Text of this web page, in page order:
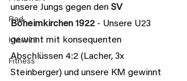
Rad
KM/U23
Fitness
unsere Jungs gegen den SV
Böheimkirchen 1922 - Unsere U23
gewinnt mit konsequenten
Abschlüssen 4:2 (Lacher, 3x
Steinberger) und unsere KM gewinnt